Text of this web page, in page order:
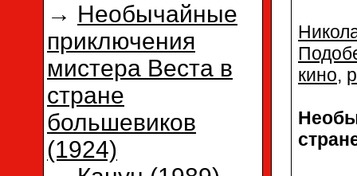
→ Необычайные
приключения
мистера Веста в
стране
большевиков
(1924)
кино,